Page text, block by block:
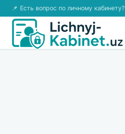
📌 Есть вопрос по личному кабинету?